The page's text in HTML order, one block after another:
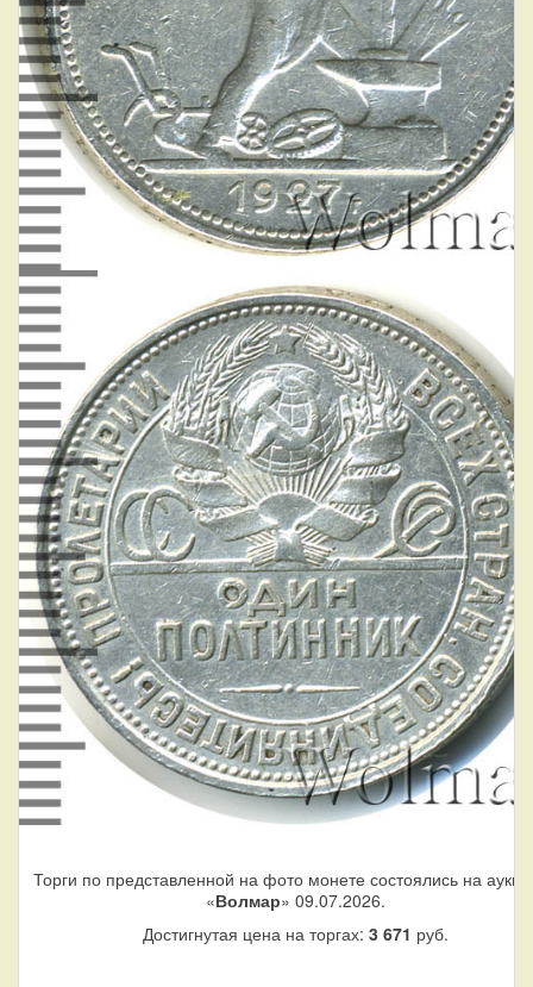
Торги по представленной на фото монете состоялись на
«Волмар» 09.07.2026.
Достигнутая цена на торгах: 3 671 руб.